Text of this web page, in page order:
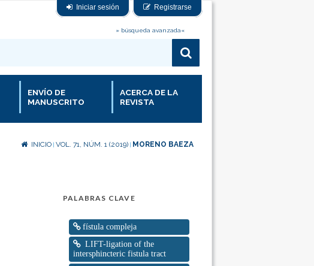
Iniciar sesión Registrarse
» búsqueda avanzada«
ENVÍO DE
MANUSCRITO
ACERCA DE LA
REVISTA
INICIO VOL. 71, NÚM. 1 (2019) MORENO BAEZA
PALABRAS CLAVE
fístula compleja
LIFT-ligation of the
intersphincteric fistula tract